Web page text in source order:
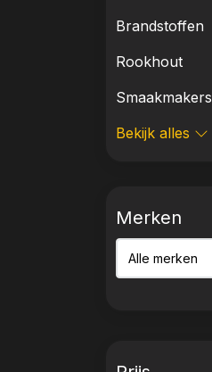
Brandstoffen
Rookhout
Smaakmakers
Bekijk alles
Merken